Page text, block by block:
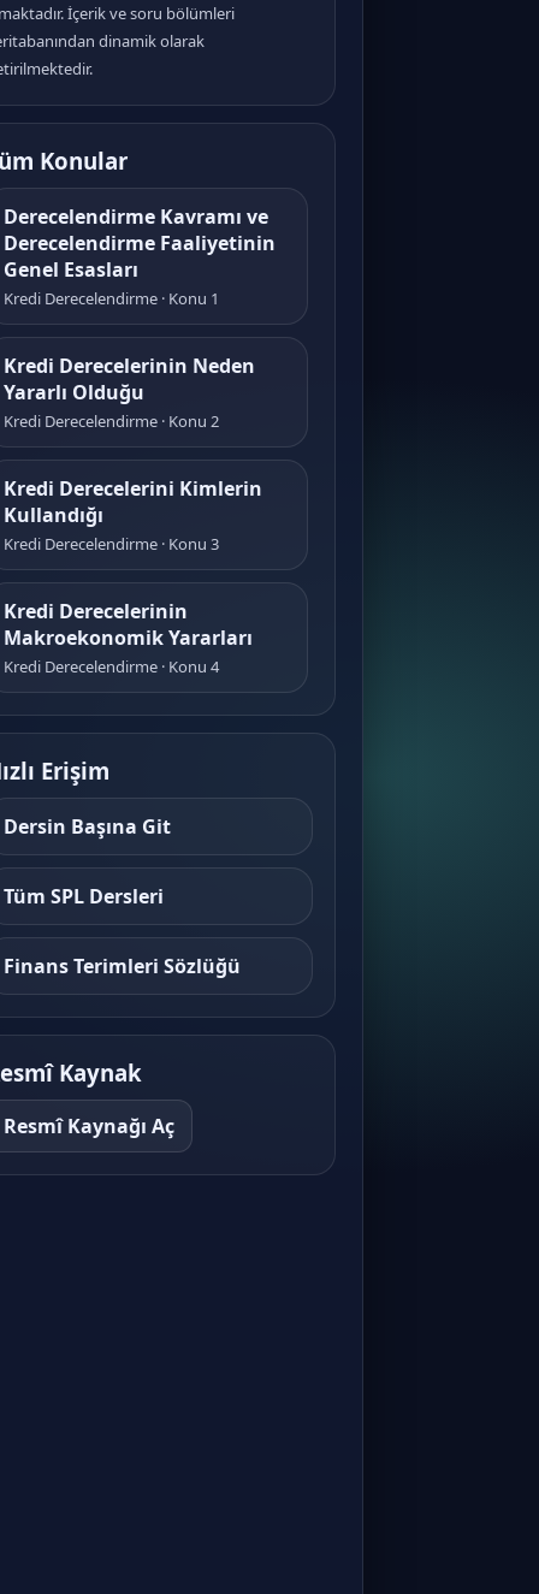
İçerik ve soru bölümleri
dinamik olarak
Konular
Derecelendirme Kavramı ve
Derecelendirme Faaliyetinin
Genel Esasları
Kredi Derecelendirme · Konu 1
Kredi Derecelerinin Neden
Yararlı Olduğu
Kredi Derecelendirme · Konu 2
Kredi Derecelerini Kimlerin
Kullandığı
Kredi Derecelendirme · Konu 3
Kredi Derecelerinin
Makroekonomik Yararları
Kredi Derecelendirme · Konu 4
Sermaye Piyasasında
Derecelendirme Faaliyetinin
Kapsamı
Kredi Derecelendirme · Konu 5
Derecelendirme
Kuruluşlarının Kuruluş ve
Yetkilendirme Şartları
Kredi Derecelendirme · Konu 6
Ortaklar, Yöneticiler ve
Derecelendirme Kadrosunda
Aranan Nitelikler
Kredi Derecelendirme · Konu 7
Derecelendirme Faaliyet
Erişim
Dersin Başına Git
Tüm SPL Dersleri
Finans Terimleri Sözlüğü
Kaynak
Resmî Kaynağı Aç